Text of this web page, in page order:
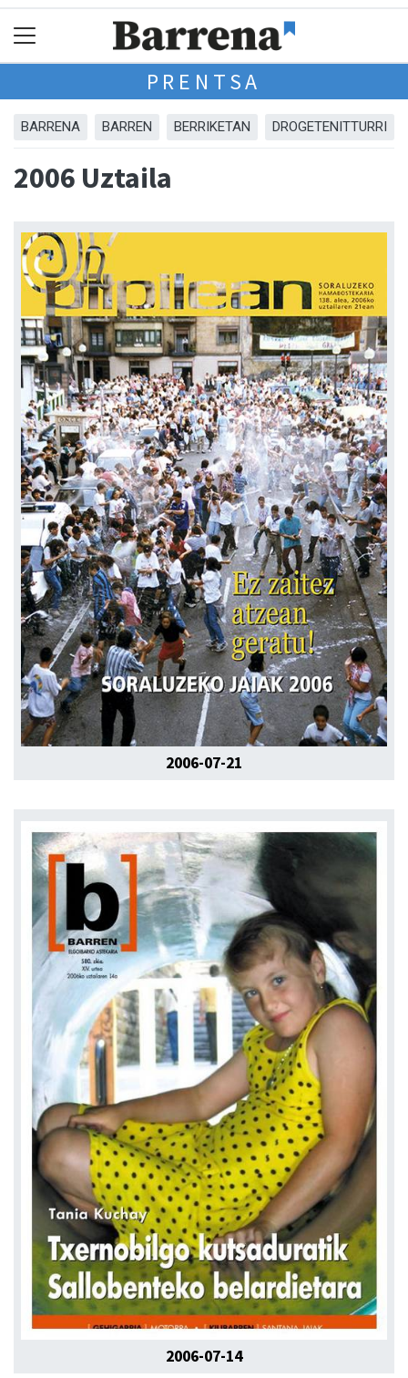
PRENTSA
BARRENA BARREN BERRIKETAN DROGETENITTURRI
2006 Uztaila
2006-07-21
2006-07-14